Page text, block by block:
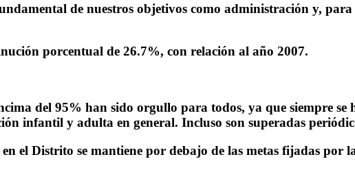
de nuestros objetivos como administración y,
porcentual de 26.7%, con relación al año 2007.
del 95% han sido orgullo para todos, ya que siempre se
infantil y adulta en general. Incluso son superadas
el Distrito se mantiene por debajo de las metas fijadas por